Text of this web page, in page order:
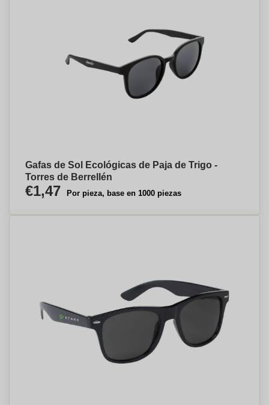
Gafas de Sol Ecológicas de Paja de Trigo -
Torres de Berrellén
€1,47 Por pieza, base en 1000 piezas